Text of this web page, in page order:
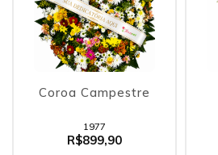
Coroa Campestre
1977
R$899,90